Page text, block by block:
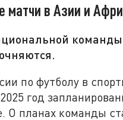
матчи в Азии и
по футболу в
год
О планах команды